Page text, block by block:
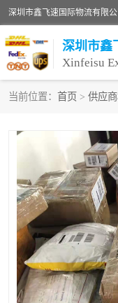
深圳市鑫
Xinfeisu
当前位置： 首页 > 供应
俄罗斯快递
深圳DHL国际快递
UPS国际快递
深圳国际物流公司
DHL国际快递电话